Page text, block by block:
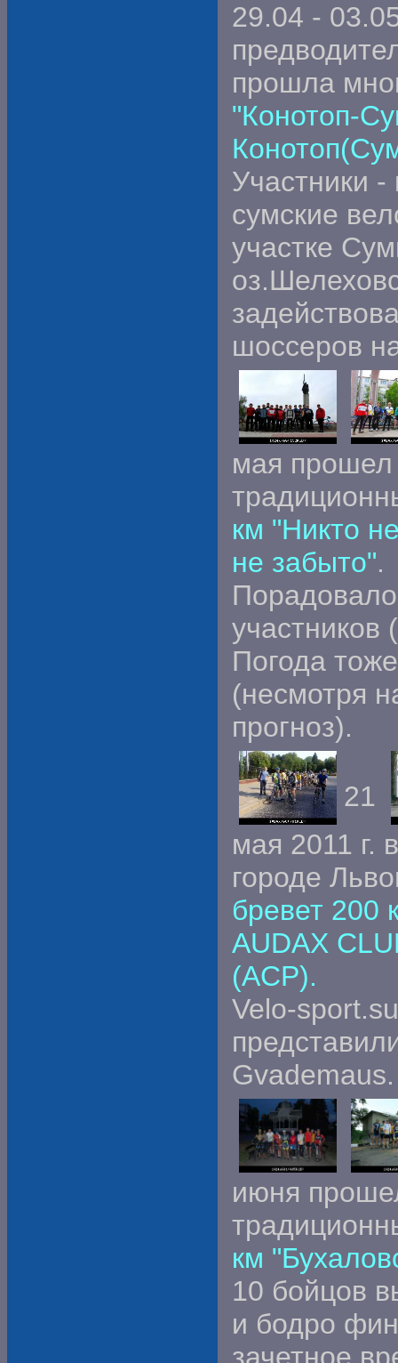
29.04 -
прошла
"Конотоп-
Участники -
сумские
участке
шоссеров
мая
км "Никто
не забыто".
участников
Погода
(несмотря
прогноз).
21
мая 2011 г.
городе
бревет 200
AUDAX
(ACP).
Velo-
Gvademaus.
июня
км
10 бойцов
и бодро